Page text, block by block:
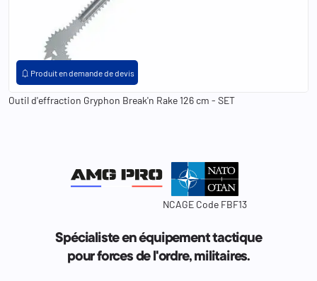
notifications Produit en demande de devis
Outil d'effraction Gryphon Break'n Rake 126 cm - SET
NCAGE Code FBF13
Spécialiste en équipement tactique
pour forces de l'ordre, militaires.